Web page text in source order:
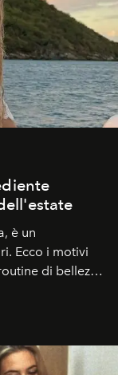
è un
Ecco i motivi
di bellezza